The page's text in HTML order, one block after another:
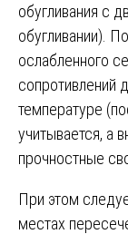
обугливания с
обугливании).
ослабленного
сопротивлений
температуре
учитывается, а
прочностные
При этом
местах